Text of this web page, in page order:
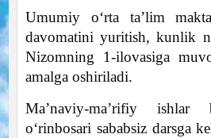
Umumiy o‘rta ta’lim
davomatini yuritish, kunlik
Nizomning 1-ilovasiga
amalga oshiriladi.
Ma’naviy-ma’rifiy ishlar
o‘rinbosari sababsiz darsga